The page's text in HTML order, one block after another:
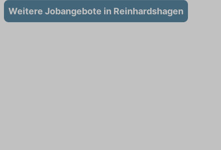
Weitere Jobangebote in Reinhardshagen